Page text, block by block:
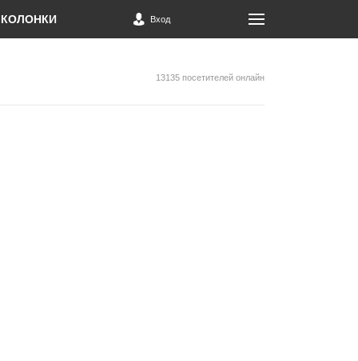
КОЛОНКИ Вход
13135 посетителей онлайн